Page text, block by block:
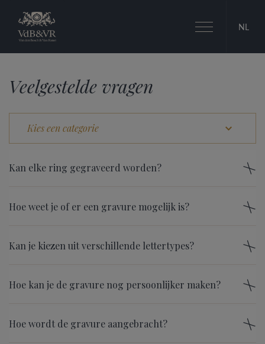
NL
Toggle
navigation
Veelgestelde vragen
Kan elke ring gegraveerd worden?
Hoe weet je of er een gravure mogelijk is?
Kan je kiezen uit verschillende lettertypes?
Hoe kan je de gravure nog persoonlijker maken?
Hoe wordt de gravure aangebracht?